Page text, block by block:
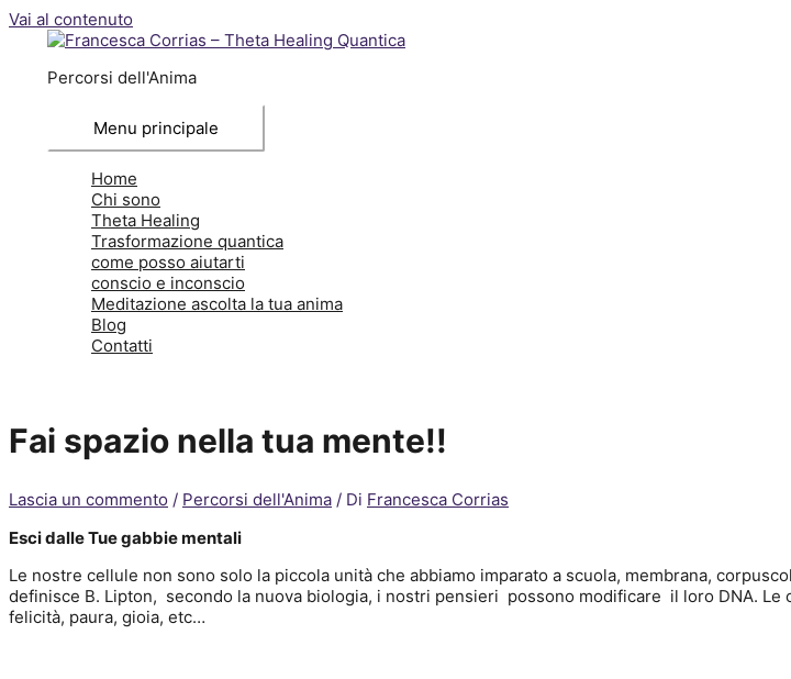
Vai al contenuto
Percorsi dell'Anima
Menu principale
Home
Chi sono
Theta Healing
Trasformazione quantica
come posso aiutarti
conscio e inconscio
Meditazione ascolta la tua anima
Blog
Contatti
Fai spazio nella tua mente!!
Lascia un commento / Percorsi dell'Anima / Di Francesca Corrias
Esci dalle Tue gabbie mentali
Le nostre cellule non sono solo la piccola unità che abbiamo imparato a scuola, membrana,
definisce B. Lipton, secondo la nuova biologia, i nostri pensieri possono modificare il loro DNA. Le
felicità, paura, gioia, etc…